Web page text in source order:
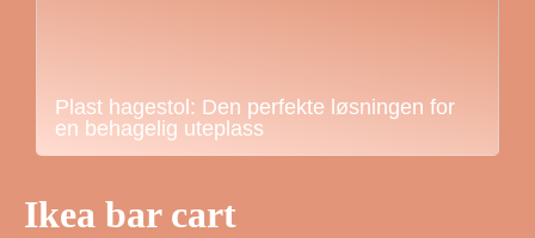
Plast hagestol: Den perfekte løsningen for
en behagelig uteplass
Ikea bar cart